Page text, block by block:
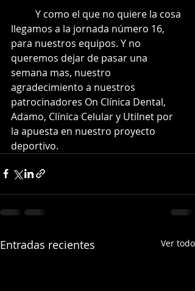
llegamos a la jornada número 16,
para nuestros equipos. Y no
queremos dejar de pasar una
semana mas, nuestro
agradecimiento a nuestros
patrocinadores On Clínica Dental,
Adamo, Clínica Celular y Utilnet por
la apuesta en nuestro proyecto
deportivo.
Entradas recientes Ver todo